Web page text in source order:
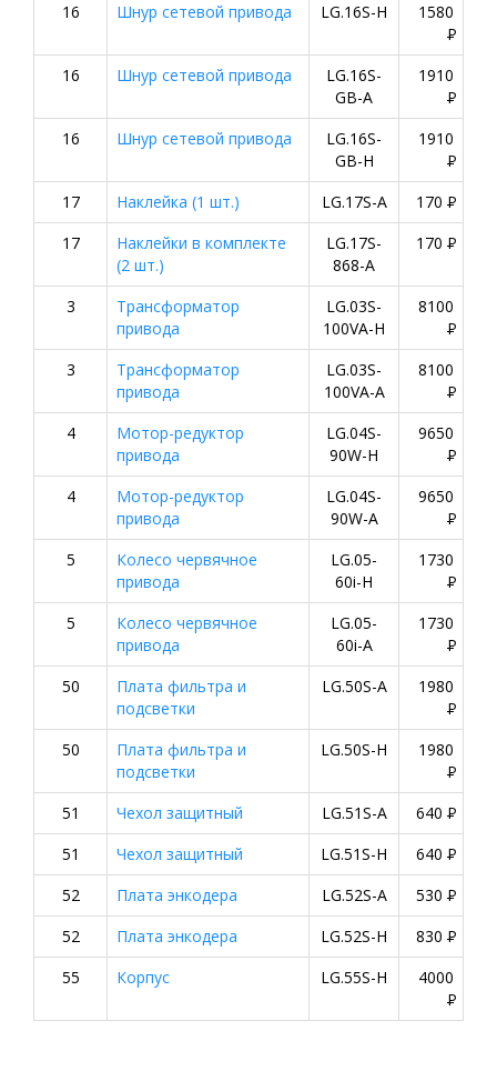
16
Шнур сетевой привода LG.16S-H
1580
P
16
Шнур сетевой привода
LG.16S-
GB-A
1910
P
16
Шнур сетевой привода
LG.16S-
GB-H
1910
P
17
Наклейкa (1 шт.) LG.17S-A 170P
17
Наклейки в комплекте
(2 шт.)
LG.17S-
868-A
170P
3
Трансформатор
привода
LG.03S-
100VA-H
8100
P
3
Трансформатор
привода
LG.03S-
100VA-A
8100
P
4
Мотор-редуктор
привода
LG.04S-
90W-H
9650
P
4
Мотор-редуктор
привода
LG.04S-
90W-A
9650
P
5
Колесо червячное
привода
LG.05-
60i-H
1730
P
5
Колесо червячное
привода
LG.05-
60i-A
1730
P
50
Плата фильтра и
подсветки
LG.50S-A
1980
P
50
Плата фильтра и
подсветки
LG.50S-H
1980
P
51
Чехол защитный LG.51S-A 640P
51
Чехол защитный LG.51S-H 640P
52
Плата энкодера LG.52S-A 530P
52
Плата энкодера LG.52S-H 830P
55
Корпус LG.55S-H
4000
P